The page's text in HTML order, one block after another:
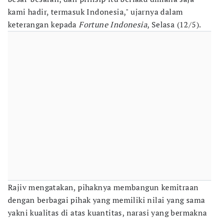
kami hadir, termasuk Indonesia," ujarnya dalam
keterangan kepadaFortune Indonesia, Selasa (12/5).
Rajiv mengatakan, pihaknya membangun kemitraan
dengan berbagai pihak yang memiliki nilai yang sama
yakni kualitas di atas kuantitas, narasi yang bermakna